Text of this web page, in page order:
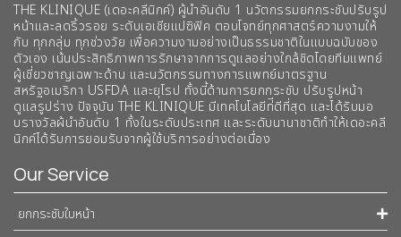
THE KLINIQUE (เดอะคลีนิกค์) ผู้นำอันดับ 1 นวัตกรรมยกกระชับปรับรูป
หน้าและลดริ้วรอย ระดับเอเชียแปซิฟิค ตอบโจทย์ทุกศาสตร์ความงามให้
กับ ทุกกลุ่ม ทุกช่วงวัย เพื่อความงามอย่างเป็นธรรมชาติในแบบฉบับของ
ตัวเอง เน้นประสิทธิภาพการรักษาจากการดูแลอย่างใกล้ชิดโดยทีมแพทย์
ผู้เชี่ยวชาญเฉพาะด้าน และนวัตกรรมทางการแพทย์มาตรฐาน
สหรัฐอเมริกา USFDA และยุโรป ทั้งนี้ด้านการยกกระชับ ปรับรูปหน้า
ดูแลรูปร่าง ปัจจุบัน THE KLINIQUE มีเทคโนโลยีท่ีดีที่สุด และได้รับมอ
บรางวัลผ้นำอันดับ 1 ทั้งในระดับประเทศ และระดับนานาชาติทําให้เดอะคลี
นิกค์ได้รับการยอมรับจากผู้ใช้บริการอย่างต่อเนื่อง
Our Service
ยกกระชับใบหน้า